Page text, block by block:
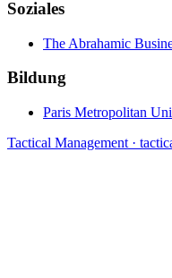
Soziales
The Abrahamic
Bildung
Paris Metropolitan
Tactical Management ·